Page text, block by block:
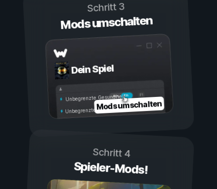
Schritt 3
Mods umschalten
Dein Spiel
Ein
Aus
Unbegrenzte Gesundheit
Unbegrenzte AusdauerMods umschalten
Schritt 4
Spieler-Mods!